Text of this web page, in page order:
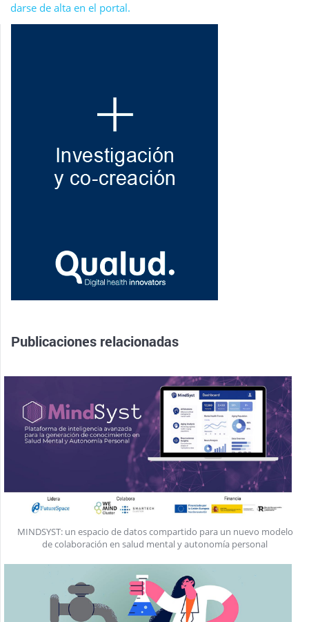
darse de alta en el portal.
Publicaciones relacionadas
MINDSYST: un espacio de datos compartido para un nuevo modelo
de colaboración en salud mental y autonomía personal